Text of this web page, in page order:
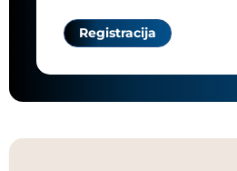
Registracija